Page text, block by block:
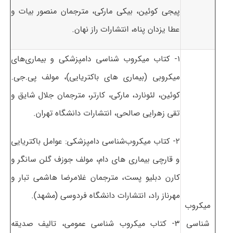
پیجی کوئین، بیکی مارکی، مترجمان منصور بیات و
عطا یزدان پناه، انتشارات راز نهان.
میکروب
شناسی
۱- کتاب میکروب شناسی دامپزشکی و بیماری‌های
میکروبی (بیماری های باکتریایی)، مولف پی.جی.
کوئین، لئونارد، مارکی، کارتر، مترجمان جلال شایق و
تقی زهرایی صالحی، انتشارات دانشگاه تهران.
۲- کتاب میکروب‌شناسی دامپزشکی: عوامل باکتریایی
و قارچی بیماری های دام، مولف جوزف گلن سانگر و
کارن دبلیو پست، مترجمان غلامرضا هاشمی تبار و
مهرناز راد، انتشارات دانشگاه فردوسی (مشهد).
۳- کتاب میکروب شناسی عمومی، تالیف صدیقه